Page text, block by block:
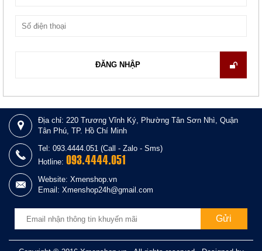
ĐĂNG KÝ
ĐĂNG NHẬP
Địa chỉ: 220 Trương Vĩnh Ký, Phường Tân Sơn Nhì, Quận
Tân Phú, TP. Hồ Chí Minh
Tel: 093.4444.051 (Call - Zalo - Sms)
Hotline: 093.4444.051
Website: Xmenshop.vn
Email: Xmenshop24h@gmail.com